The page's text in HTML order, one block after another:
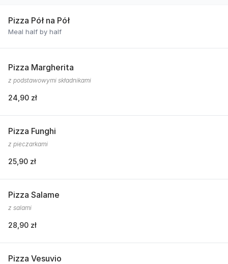
Pizza Pół na Pół
Meal half by half
Pizza Margherita
z podstawowymi składnikami
24,90 zł
Pizza Funghi
z pieczarkami
25,90 zł
Pizza Salame
z salami
28,90 zł
Pizza Vesuvio